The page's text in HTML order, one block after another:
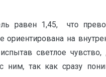
равен 1,45, что
ориентирована на
светлое чувство,
ним, так как сразу